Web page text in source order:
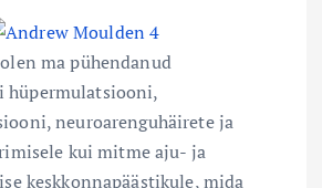
ma pühendanud
hüpermulatsiooni,
neuroarenguhäirete ja
kui mitme aju- ja
keskkonnapäästikule, mida